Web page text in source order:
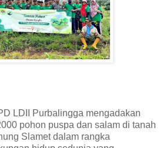
LDII Purbalingga mengadakan
pohon puspa dan salam di tanah
Slamet dalam rangka